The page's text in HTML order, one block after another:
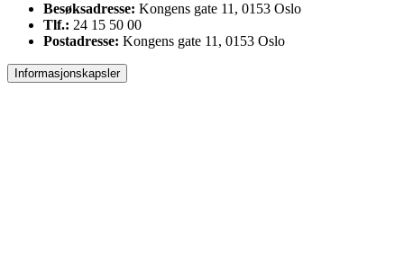
Besøksadresse: Kongens gate 11, 0153 Oslo
Tlf.: 24 15 50 00
Postadresse: Kongens gate 11, 0153 Oslo
Informasjonskapsler